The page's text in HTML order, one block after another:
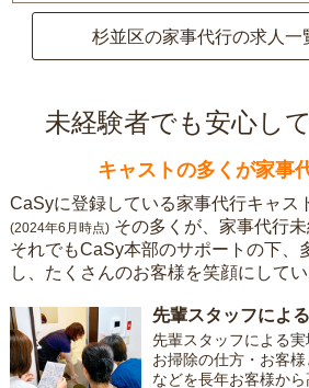
杉並区の家事代行の求人一
未経験者でも安心し
キャストの多くが家事
CaSyに登録している家事代行キャス
(2024年6月時点) その多くが、家事代行未
それでもCaSy本部のサポートの下、
し、たくさんのお客様を笑顔にしてい
先輩スタッフによ
先輩スタッフによる実
お掃除の仕方・お客
などを長年お客様か